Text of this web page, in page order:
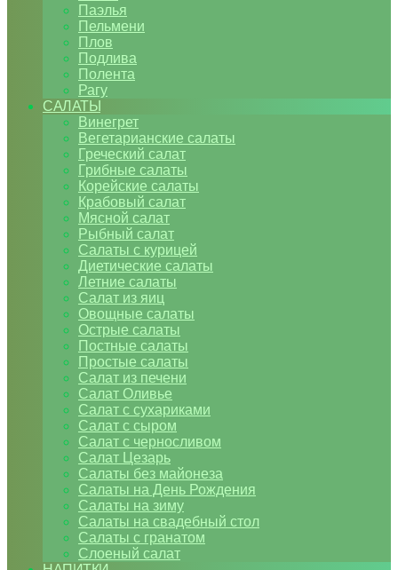
Паэлья
Пельмени
Плов
Подлива
Полента
Рагу
САЛАТЫ
Винегрет
Вегетарианские салаты
Греческий салат
Грибные салаты
Корейские салаты
Крабовый салат
Мясной салат
Рыбный салат
Салаты с курицей
Диетические салаты
Летние салаты
Салат из яиц
Овощные салаты
Острые салаты
Постные салаты
Простые салаты
Салат из печени
Салат Оливье
Салат с сухариками
Салат с сыром
Салат с черносливом
Салат Цезарь
Салаты без майонеза
Салаты на День Рождения
Салаты на зиму
Салаты на свадебный стол
Салаты с гранатом
Слоеный салат